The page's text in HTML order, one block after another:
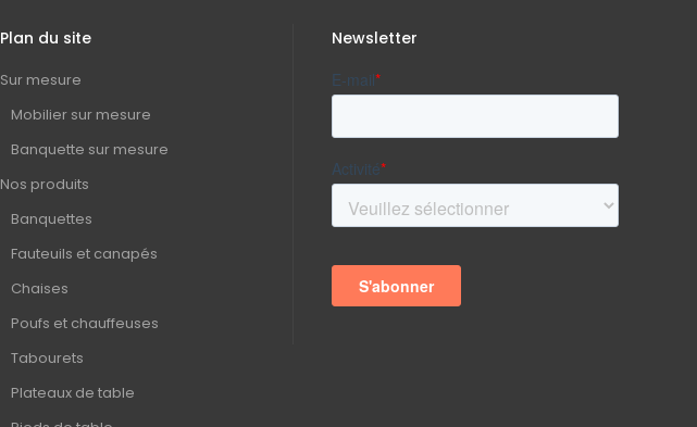
Plan du site
Sur mesure
Mobilier sur mesure
Banquette sur mesure
Nos produits
Banquettes
Fauteuils et canapés
Chaises
Poufs et chauffeuses
Tabourets
Plateaux de table
Newsletter